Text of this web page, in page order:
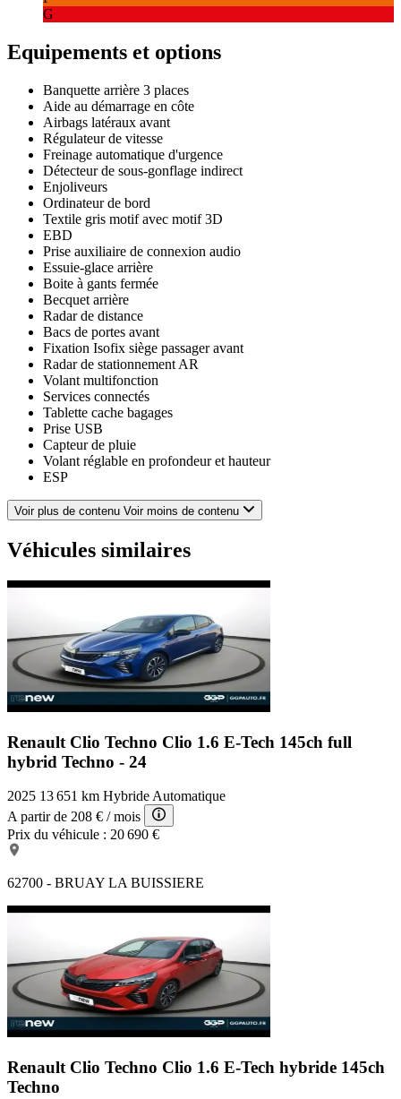
G
Equipements et options
Banquette arrière 3 places
Aide au démarrage en côte
Airbags latéraux avant
Régulateur de vitesse
Freinage automatique d'urgence
Détecteur de sous-gonflage indirect
Enjoliveurs
Ordinateur de bord
Textile gris motif avec motif 3D
EBD
Prise auxiliaire de connexion audio
Essuie-glace arrière
Boite à gants fermée
Becquet arrière
Radar de distance
Bacs de portes avant
Fixation Isofix siège passager avant
Radar de stationnement AR
Volant multifonction
Services connectés
Tablette cache bagages
Prise USB
Capteur de pluie
Volant réglable en profondeur et hauteur
ESP
Verrouillage centralisé à distance
Banquette AR rabattable
Banquette 1/3-2/3
Lunette AR dégivrante
Airbag passager déconnectable
Vitres arrière électriques
Témoin de bouclage des ceintures AV
Kit mains-libres Bluetooth
Ouverture des vitres séquentielle
Phares avant LED
Rétroviseurs électriques
Feux de freinage d'urgence
Miroir de courtoisie conducteur
Ecran tactile
Assistance de maintien de trajectoire
Vitres avant électriques
Prise 12V
Ceintures avant ajustables en hauteur
6 Haut parleurs
Interface Media
Airbags rideaux AV et AR
Filtre à particules
Système de récupération énergie freinage
Aide au freinage d'urgence
Appel d'Urgence Localisé
Troisième ceinture de sécurité
Compte tours
Reconnaissance panneaux de signalisation
Lampe de coffre
Voir plus de contenu Voir moins de contenu
Véhicules similaires
Renault Clio Techno Clio 1.6 E-Tech 145ch full
hybrid Techno - 24
2025 13 651 km HybrideAutomatique
A partir de 208 € / mois
Prix du véhicule : 20 690 €
62700 - BRUAY LA BUISSIERE
Renault Clio Techno Clio 1.6 E-Tech hybride 145ch
Techno